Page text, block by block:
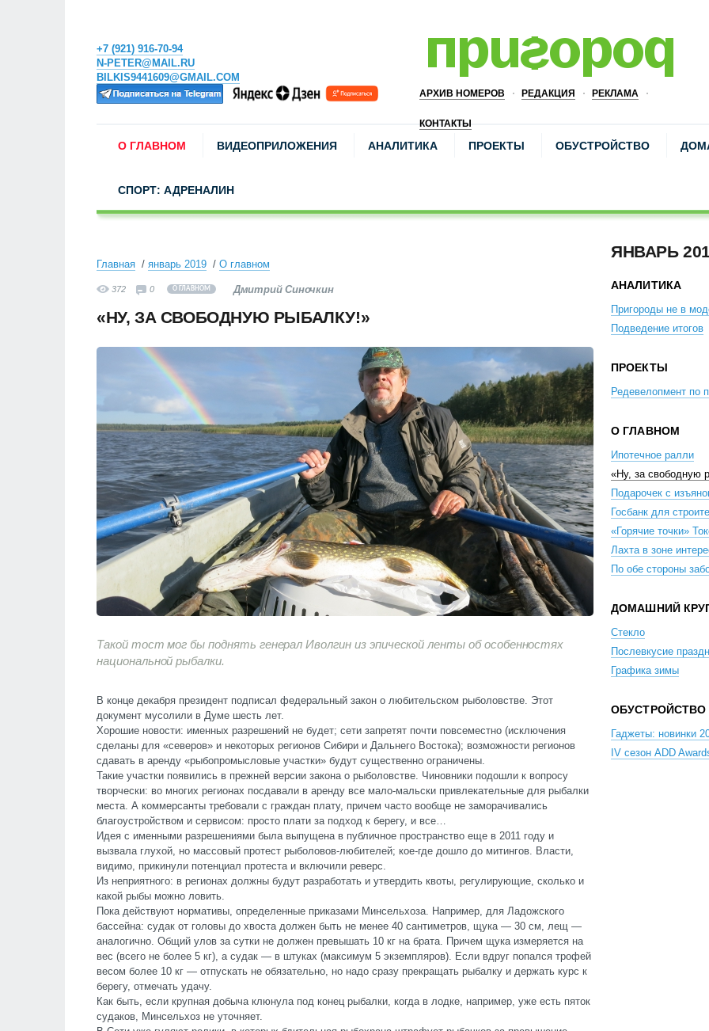
+7 (921) 916-70-94
N-PETER@MAIL.RU
BILKIS9441609@GMAIL.COM
АРХИВ НОМЕРОВ РЕДАКЦИЯ РЕКЛАМА
КОНТАКТЫ
О ГЛАВНОМ ВИДЕОПРИЛОЖЕНИЯ АНАЛИТИКА ПРОЕКТЫ ОБУСТРОЙСТВО
СПОРТ: АДРЕНАЛИН
Главная январь 2019 О главном
372 0 О ГЛАВНОМ Дмитрий Синочкин
«НУ, ЗА СВОБОДНУЮ РЫБАЛКУ!»
Такой тост мог бы поднять генерал Иволгин из эпической ленты об особенностях
национальной рыбалки.
В конце декабря президент подписал федеральный закон о любительском рыболовстве. Этот
документ мусолили в Думе шесть лет.
Хорошие новости: именных разрешений не будет; сети запретят почти повсеместно (исключения
сделаны для «северов» и некоторых регионов Сибири и Дальнего Востока); возможности регионов
сдавать в аренду «рыбопромысловые участки» будут существенно ограничены.
Такие участки появились в прежней версии закона о рыболовстве. Чиновники подошли к вопросу
творчески: во многих регионах посдавали в аренду все мало-мальски привлекательные для рыбалки
места. А коммерсанты требовали с граждан плату, причем часто вообще не заморачивались
благоустройством и сервисом: просто плати за подход к берегу, и все…
Идея с именными разрешениями была выпущена в публичное пространство еще в 2011 году и
вызвала глухой, но массовый протест рыболовов-любителей; кое-где дошло до митингов. Власти,
видимо, прикинули потенциал протеста и включили реверс.
Из неприятного: в регионах должны будут разработать и утвердить квоты, регулирующие, сколько и
какой рыбы можно ловить.
Пока действуют нормативы, определенные приказами Минсельхоза. Например, для Ладожского
бассейна: судак от головы до хвоста должен быть не менее 40 сантиметров, щука — 30 см, лещ —
аналогично. Общий улов за сутки не должен превышать 10 кг на брата. Причем щука измеряется на
вес (всего не более 5 кг), а судак — в штуках (максимум 5 экземпляров). Если вдруг попался трофей
весом более 10 кг — отпускать не обязательно, но надо сразу прекращать рыбалку и держать курс к
берегу, отмечать удачу.
Как быть, если крупная добыча клюнула под конец рыбалки, когда в лодке, например, уже есть пяток
судаков, Минсельхоз не уточняет.
ЯНВАРЬ
АНАЛИТИКА
Пригороды не в
Подведение итогов
ПРОЕКТЫ
Редевелопмент по
О ГЛАВНОМ
Ипотечное ралли
«Ну, за свободную
Подарочек с
Госбанк для
«Горячие точки»
Лахта в зоне
По обе стороны
ДОМАШНИЙ
Стекло
Послевкусие
Графика зимы
ОБУСТРОЙСТВО
Гаджеты: новинки
IV сезон ADD